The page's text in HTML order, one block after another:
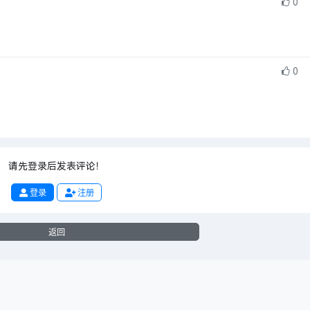
0
0
请先登录后发表评论！
登录 注册
返回